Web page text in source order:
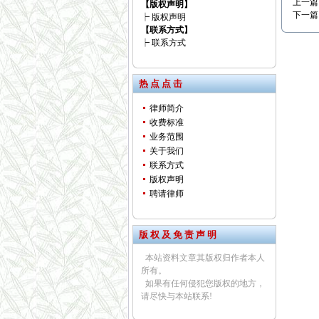
【版权声明】
┝ 版权声明
【联系方式】
┝ 联系方式
热 点 点 击
律师简介
收费标准
业务范围
关于我们
联系方式
版权声明
聘请律师
版 权 及 免 责 声 明
本站资料文章其版权归作者本人
所有。
如果有任何侵犯您版权的地方，
请尽快与本站联系!
上一篇
下一篇